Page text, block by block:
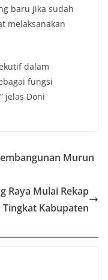
baru jika sudah
melaksanakan
dalam
fungsi
jelas Doni
Murun
Raya Mulai Rekap
Tingkat Kabupaten